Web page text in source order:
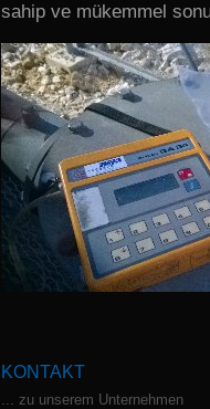
sahip ve mükemmel
KONTAKT
... zu unserem Unternehmen